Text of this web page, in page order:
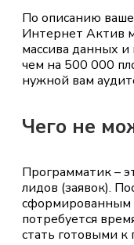
По описанию
Интернет Актив
массива данных и
чем на 500 000
нужной вам
Чего не
Программатик –
лидов (заявок).
сформированным
потребуется
стать готовыми к